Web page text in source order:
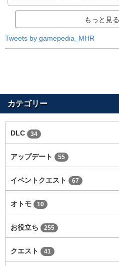
もっと見る
Tweets by gamepedia_MHR
カテゴリー
DLC 34
アップデート 55
イベントクエスト 67
オトモ 10
お役立ち 255
クエスト 41